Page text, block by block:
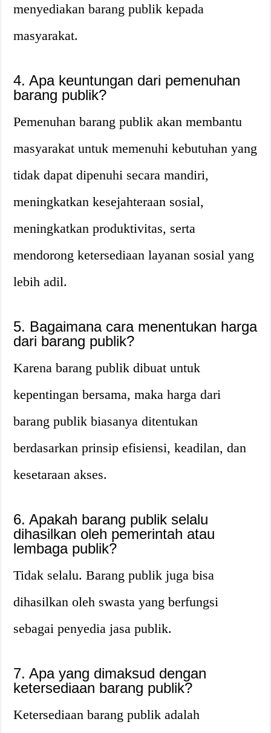
menyediakan barang publik kepada
masyarakat.
4. Apa keuntungan dari pemenuhan
barang publik?
Pemenuhan barang publik akan membantu
masyarakat untuk memenuhi kebutuhan yang
tidak dapat dipenuhi secara mandiri,
meningkatkan kesejahteraan sosial,
meningkatkan produktivitas, serta
mendorong ketersediaan layanan sosial yang
lebih adil.
5. Bagaimana cara menentukan harga
dari barang publik?
Karena barang publik dibuat untuk
kepentingan bersama, maka harga dari
barang publik biasanya ditentukan
berdasarkan prinsip efisiensi, keadilan, dan
kesetaraan akses.
6. Apakah barang publik selalu
dihasilkan oleh pemerintah atau
lembaga publik?
Tidak selalu. Barang publik juga bisa
dihasilkan oleh swasta yang berfungsi
sebagai penyedia jasa publik.
7. Apa yang dimaksud dengan
ketersediaan barang publik?
Ketersediaan barang publik adalah